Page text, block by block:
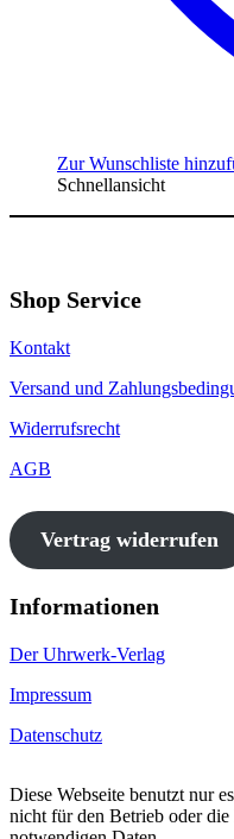
Zur Wunschliste
Schnellansicht
Shop Service
Kontakt
Versand und
Widerrufsrecht
AGB
Vertrag widerrufen
Informationen
Der Uhrwerk-Verlag
Impressum
Datenschutz
Diese Webseite benutzt nur
nicht für den Betrieb oder